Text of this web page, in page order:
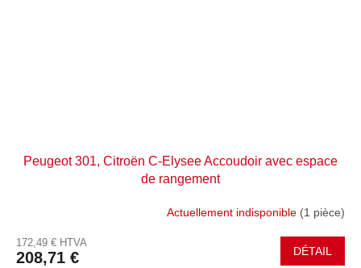
Peugeot 301, Citroën C-Elysee Accoudoir avec espace
de rangement
Actuellement indisponible (1 pièce)
172,49 € HTVA
208,71 € DÉTAIL